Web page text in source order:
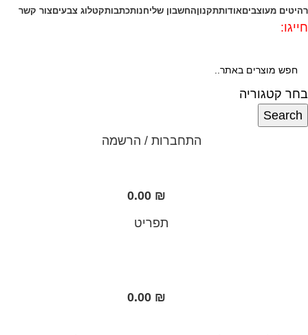
רהיטים מעוצביםאודותתקנוןהחשבון שליחנותכתבותקטלוג צבעיםצור קשר
חייגו:
בחר קטגוריה
Search
התחברות / הרשמה
0.00 ₪
תפריט
0.00 ₪